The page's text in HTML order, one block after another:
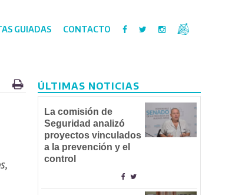
GUIADAS CONTACTO
ÚLTIMAS NOTICIAS
La comisión de
Seguridad analizó
proyectos vinculados
a la prevención y el
control